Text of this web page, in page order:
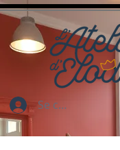
Se connecter